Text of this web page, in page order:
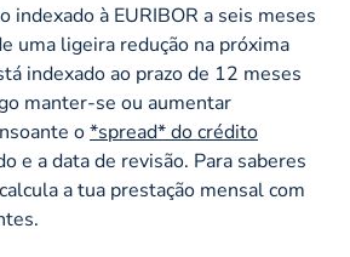
indexado à EURIBOR a seis meses
uma ligeira redução na próxima
indexado ao prazo de 12 meses
manter-se ou aumentar
o*spread* do crédito
e a data de revisão. Para saberes
a tua prestação mensal com